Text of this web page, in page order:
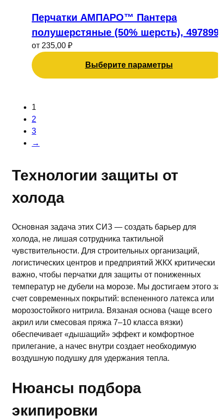
товара.
Перчатки АМПАРО™ Пантера
полушерстяные (50% шерсть), 497899
от 235,00 ₽
Выберите параметры
товар
несколько
вариаций.
Опции
можно
странице
товара.
1
2
3
→
Технологии защиты от
холода
Основная задача этих СИЗ — создать барьер для
холода, не лишая сотрудника тактильной
чувствительности. Для строительных организаций,
логистических центров и предприятий ЖКХ критически
важно, чтобы перчатки для защиты от пониженных
температур не дубели на морозе. Мы достигаем этого за
счет современных покрытий: вспененного латекса или
морозостойкого нитрила. Вязаная основа (чаще всего
акрил или смесовая пряжа 7–10 класса вязки)
обеспечивает «дышащий» эффект и комфортное
прилегание, а начес внутри создает необходимую
воздушную подушку для удержания тепла.
Нюансы подбора
экипировки